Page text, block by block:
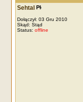
Sehtal
Dołączył: 03 Gru 2010
Skąd: Stąd
Status: offline